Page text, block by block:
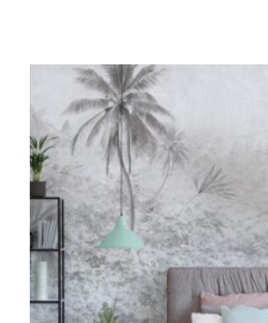
diseños
únicos»